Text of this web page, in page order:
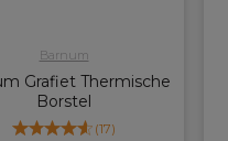
Barnum
Grafiet Thermische
Borstel
(17)